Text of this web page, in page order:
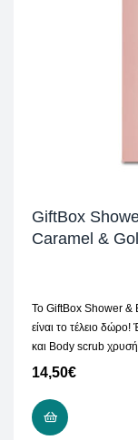
GiftBox
Caramel &
To GiftBox Shower &
είναι το τέλειο
και Body scrub
14,50€